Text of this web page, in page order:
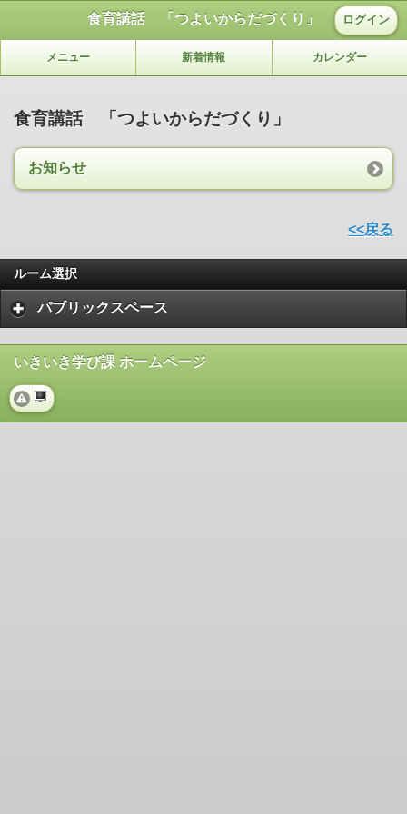
食育講話 「つよいからだづくり」 ログイン
メニュー 新着情報 カレンダー
食育講話 「つよいからだづくり」
お知らせ
<<戻る
ルーム選択
パブリックスペース
いきいき学び課 ホームページ